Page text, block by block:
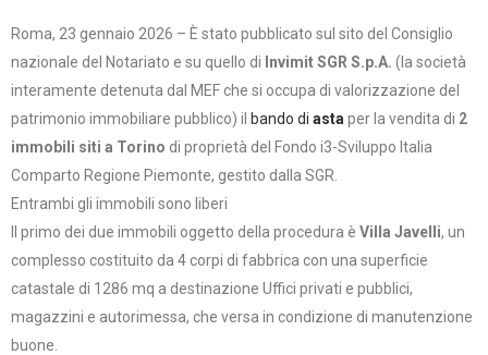
Roma, 23 gennaio 2026 – È stato pubblicato sul sito del Consiglio
nazionale del Notariato e su quello di Invimit SGR S.p.A. (la società
interamente detenuta dal MEF che si occupa di valorizzazione del
patrimonio immobiliare pubblico) il bando di asta per la vendita di 2
immobili siti a Torino di proprietà del Fondo i3-Sviluppo Italia
Comparto Regione Piemonte, gestito dalla SGR.
Entrambi gli immobili sono liberi
Il primo dei due immobili oggetto della procedura è Villa Javelli, un
complesso costituito da 4 corpi di fabbrica con una superficie
catastale di 1286 mq a destinazione Uffici privati e pubblici,
magazzini e autorimessa, che versa in condizione di manutenzione
buone.